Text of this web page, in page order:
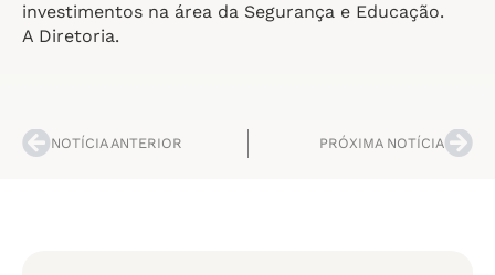
investimentos na área da Segurança e Educação.
A Diretoria.
NOTÍCIA ANTERIOR PRÓXIMA NOTÍCIA